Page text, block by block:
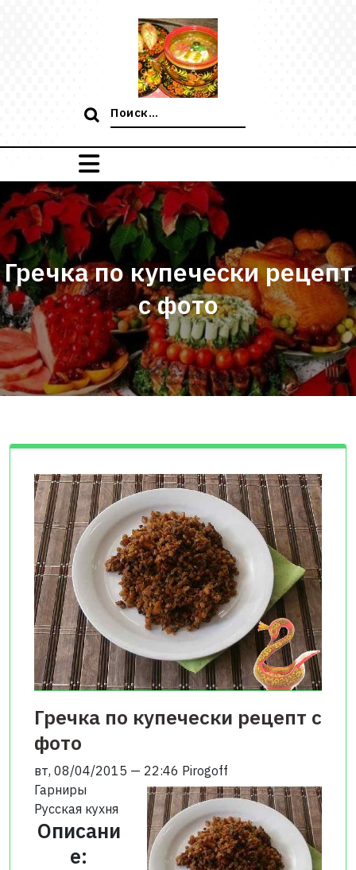
Поиск:
Гречка по купечески рецепт
с фото
Гречка по купечески рецепт с
фото
вт, 08/04/2015 — 22:46 Pirogoff
Гарниры
Русская кухня
Описани
е: